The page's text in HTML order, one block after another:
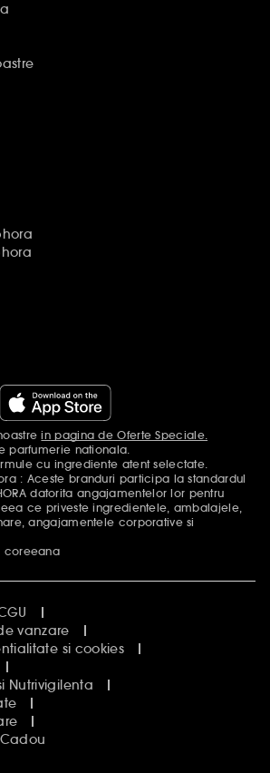
in pagina de Oferte Speciale.
parfumerie nationala.
cu ingrediente atent selectate.
: Aceste branduri participa la standardul
datorita angajamentelor lor pentru
ce priveste ingredientele, ambalajele,
angajamentele corporative si
coreeana
vanzare
si cookies
Nutrivigilenta